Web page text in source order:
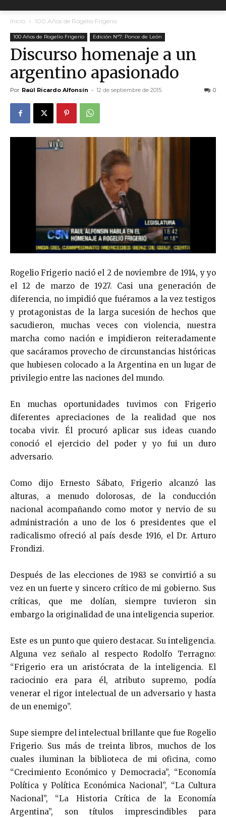
Inicio 100 Años de Rogelio Frigerio
100 Años de Rogelio Frigerio Edición N°7: Ponce de León
Discurso homenaje a un
argentino apasionado
Por Raúl Ricardo Alfonsín - 12 de septiembre de 2015 0
Rogelio Frigerio nació el 2 de noviembre de 1914, y yo
el 12 de marzo de 1927. Casi una generación de
diferencia, no impidió que fuéramos a la vez testigos
y protagonistas de la larga sucesión de hechos que
sacudieron, muchas veces con violencia, nuestra
marcha como nación e impidieron reiteradamente
que sacáramos provecho de circunstancias históricas
que hubiesen colocado a la Argentina en un lugar de
privilegio entre las naciones del mundo.
En muchas oportunidades tuvimos con Frigerio
diferentes apreciaciones de la realidad que nos
tocaba vivir. Él procuró aplicar sus ideas cuando
conoció el ejercicio del poder y yo fui un duro
adversario.
Como dijo Ernesto Sábato, Frigerio alcanzó las
alturas, a menudo dolorosas, de la conducción
nacional acompañando como motor y nervio de su
administración a uno de los 6 presidentes que el
radicalismo ofreció al país desde 1916, el Dr. Arturo
Frondizi.
Después de las elecciones de 1983 se convirtió a su
vez en un fuerte y sincero crítico de mi gobierno. Sus
críticas, que me dolían, siempre tuvieron sin
embargo la originalidad de una inteligencia superior.
Este es un punto que quiero destacar. Su inteligencia.
Alguna vez señalo al respecto Rodolfo Terragno:
“Frigerio era un aristócrata de la inteligencia. El
raciocinio era para él, atributo supremo, podía
venerar el rigor intelectual de un adversario y hasta
de un enemigo”.
Supe siempre del intelectual brillante que fue Rogelio
Frigerio. Sus más de treinta libros, muchos de los
cuales iluminan la biblioteca de mi oficina, como
“Crecimiento Económico y Democracia”, “Economía
Política y Política Económica Nacional”, “La Cultura
Nacional”, “La Historia Crítica de la Economía
Argentina”, son títulos imprescindibles para